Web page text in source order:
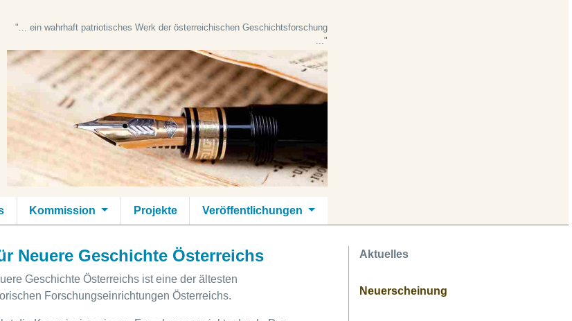
"... ein wahrhaft patriotisches Werk der österreichischen Geschichtsforschung
..."
Kommission Projekte Veröffentlichungen
Neuere Geschichte Österreichs
Geschichte Österreichs ist eine der ältesten
Forschungseinrichtungen Österreichs.
Aktuelles
Neuerscheinung